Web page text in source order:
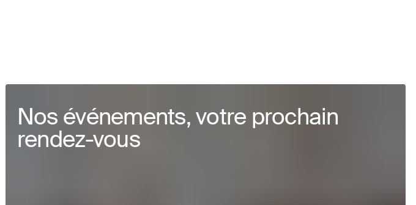
Nos événements, votre prochain
rendez-vous